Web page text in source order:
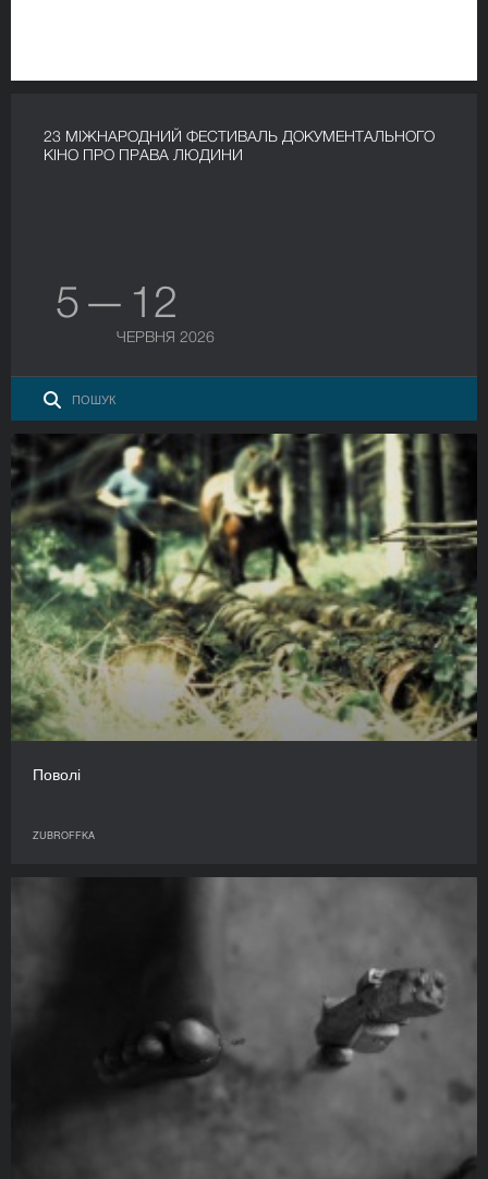
23 МІЖНАРОДНИЙ ФЕСТИВАЛЬ ДОКУМЕНТАЛЬНОГО
КІНО ПРО ПРАВА ЛЮДИНИ
5 — 12
ЧЕРВНЯ 2026
Поволі
ZUBROFFKA